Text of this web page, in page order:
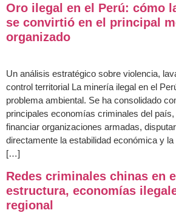
Oro ilegal en el Perú: cómo
se convirtió en el principal
organizado
Un análisis estratégico sobre violencia,
control territorial La minería ilegal en el
problema ambiental. Se ha consolidado
principales economías criminales del
financiar organizaciones armadas,
directamente la estabilidad económica y
[…]
Redes criminales chinas en
estructura, economías
regional